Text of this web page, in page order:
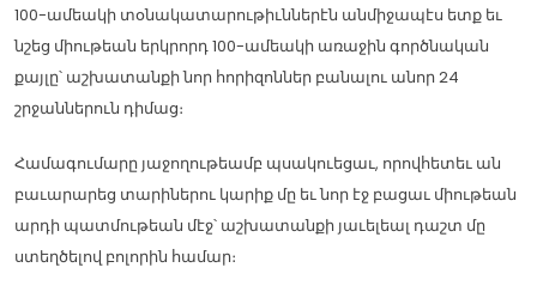
100-ամեակի տօնակատարութիւններէն անմիջապէս ետք եւ
նշեց միութեան երկրորդ 100-ամեակի առաջին գործնական
քայլը՝ աշխատանքի նոր հորիզոններ բանալու անոր 24
շրջաններուն դիմաց։
Համագումարը յաջողութեամբ պսակուեցաւ, որովհետեւ ան
բաւարարեց տարիներու կարիք մը եւ նոր էջ բացաւ միութեան
արդի պատմութեան մէջ՝ աշխատանքի յաւելեալ դաշտ մը
ստեղծելով բոլորին համար։